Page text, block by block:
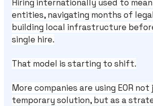
Hiring internationally used to
entities, navigating months of
building local infrastructure
single hire.
That model is starting to shift.
More companies are using EOR
temporary solution, but as a